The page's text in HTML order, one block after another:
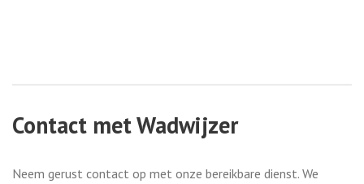
Contact met Wadwijzer
Neem gerust contact op met onze bereikbare dienst. We